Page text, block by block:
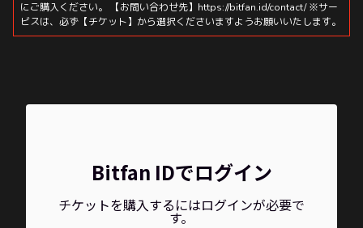
にご購入ください。 【お問い合わせ先】https://bitfan.id/contact/ ※サー
ビスは、必ず【チケット】から選択くださいますようお願いいたします。
Bitfan IDでログイン
チケットを購入するにはログインが必要で
す。